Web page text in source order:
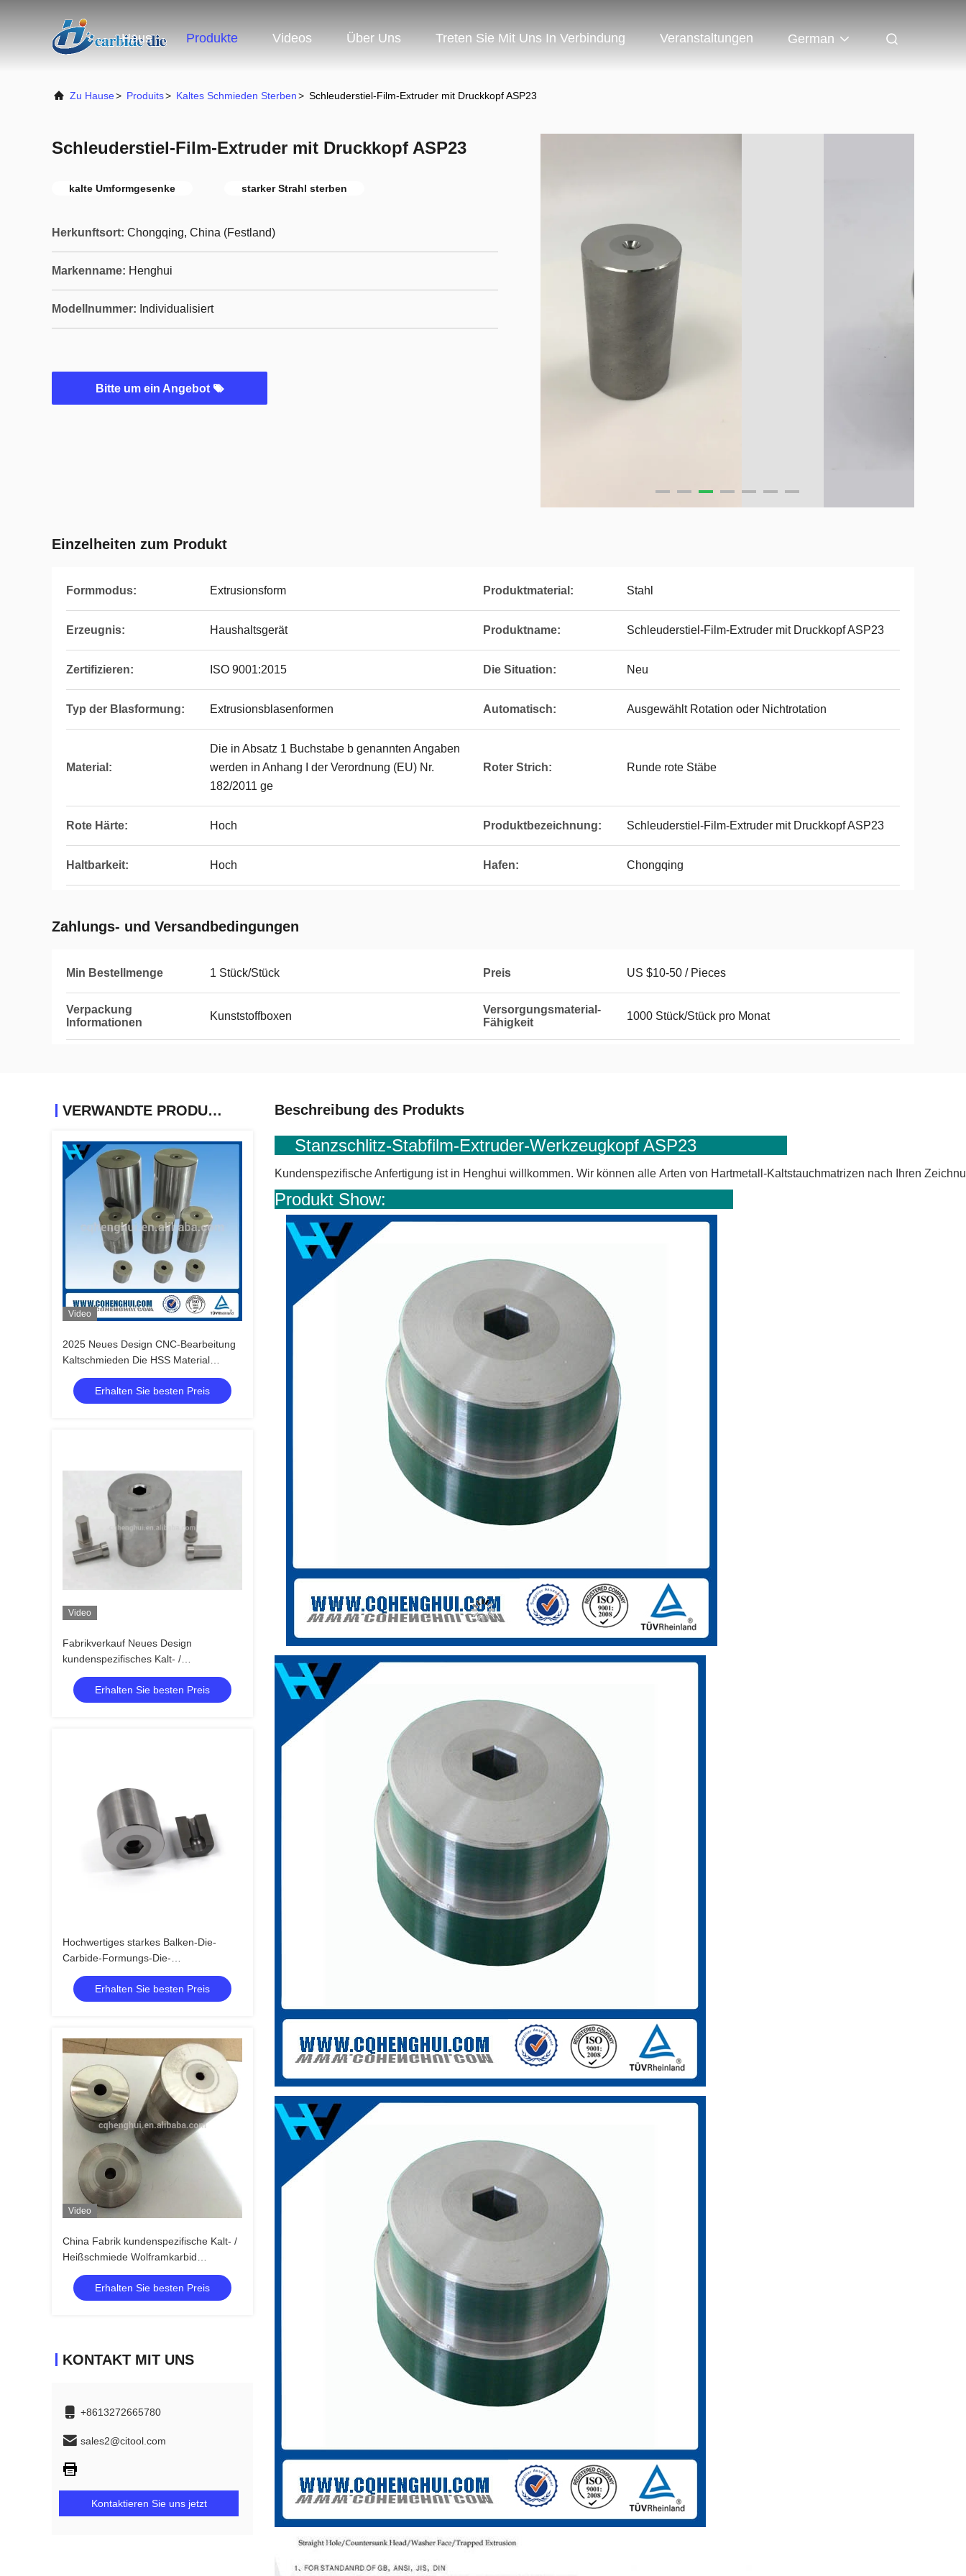
Haus Produkte Videos Über Uns Treten Sie Mit Uns In Verbindung Veranstaltungen German
Zu Hause> Produits> Kaltes Schmieden Sterben> Schleuderstiel-Film-Extruder mit Druckkopf ASP23
Schleuderstiel-Film-Extruder mit Druckkopf ASP23
kalte Umformgesenke starker Strahl sterben
Herkunftsort: Chongqing, China (Festland)
Markenname: Henghui
Modellnummer: Individualisiert
Bitte um ein Angebot
Einzelheiten zum Produkt
Formmodus: Extrusionsform Produktmaterial: Stahl
Erzeugnis: Haushaltsgerät Produktname: Schleuderstiel-Film-Extruder mit Druckkopf ASP23
Zertifizieren: ISO 9001:2015 Die Situation: Neu
Typ der Blasformung: Extrusionsblasenformen Automatisch: Ausgewählt Rotation oder Nichtrotation
Material:
Die in Absatz 1 Buchstabe b genannten Angaben
werden in Anhang I der Verordnung (EU) Nr.
182/2011 ge
Roter Strich: Runde rote Stäbe
Rote Härte: Hoch Produktbezeichnung: Schleuderstiel-Film-Extruder mit Druckkopf ASP23
Haltbarkeit: Hoch Hafen: Chongqing
Zahlungs- und Versandbedingungen
Min Bestellmenge 1 Stück/Stück Preis US $10-50 / Pieces
Verpackung
Informationen
Kunststoffboxen
Versorgungsmaterial-
Fähigkeit
1000 Stück/Stück pro Monat
VERWANDTE PRODUKTE
Video
2025 Neues Design CNC-Bearbeitung
Kaltschmieden Die HSS Material
Langlebigkeit
Erhalten Sie besten Preis
Video
Fabrikverkauf Neues Design
kundenspezifisches Kalt- /
Heißschmieden Wolframkarbid-
Kaltkopfdiesen
Erhalten Sie besten Preis
Hochwertiges starkes Balken-Die-
Carbide-Formungs-Die-
Korrosionsbeständigkeit
Erhalten Sie besten Preis
Video
China Fabrik kundenspezifische Kalt- /
Heißschmiede Wolframkarbid
Kaltkopfstücke
Erhalten Sie besten Preis
KONTAKT MIT UNS
+8613272665780
sales2@citool.com
Kontaktieren Sie uns jetzt
Beschreibung des Produkts
Stanzschlitz-Stabfilm-Extruder-Werkzeugkopf ASP23
Kundenspezifische Anfertigung ist in Henghui willkommen. Wir können alle Arten von Hartmetall-Kaltstauchmatrizen nach Ihren
Produkt Show: